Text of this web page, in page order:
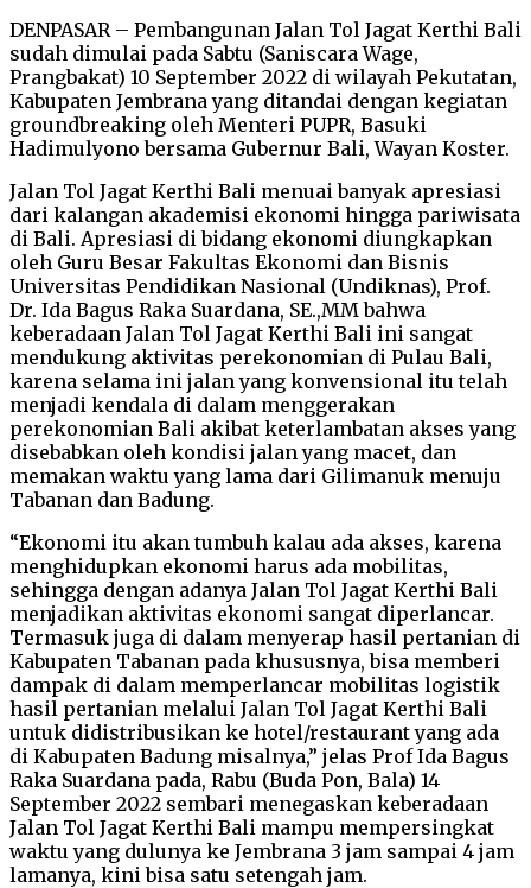
DENPASAR – Pembangunan Jalan Tol Jagat Kerthi Bali
sudah dimulai pada Sabtu (Saniscara Wage,
Prangbakat) 10 September 2022 di wilayah Pekutatan,
Kabupaten Jembrana yang ditandai dengan kegiatan
groundbreaking oleh Menteri PUPR, Basuki
Hadimulyono bersama Gubernur Bali, Wayan Koster.
Jalan Tol Jagat Kerthi Bali menuai banyak apresiasi
dari kalangan akademisi ekonomi hingga pariwisata
di Bali. Apresiasi di bidang ekonomi diungkapkan
oleh Guru Besar Fakultas Ekonomi dan Bisnis
Universitas Pendidikan Nasional (Undiknas), Prof.
Dr. Ida Bagus Raka Suardana, SE.,MM bahwa
keberadaan Jalan Tol Jagat Kerthi Bali ini sangat
mendukung aktivitas perekonomian di Pulau Bali,
karena selama ini jalan yang konvensional itu telah
menjadi kendala di dalam menggerakan
perekonomian Bali akibat keterlambatan akses yang
disebabkan oleh kondisi jalan yang macet, dan
memakan waktu yang lama dari Gilimanuk menuju
Tabanan dan Badung.
“Ekonomi itu akan tumbuh kalau ada akses, karena
menghidupkan ekonomi harus ada mobilitas,
sehingga dengan adanya Jalan Tol Jagat Kerthi Bali
menjadikan aktivitas ekonomi sangat diperlancar.
Termasuk juga di dalam menyerap hasil pertanian di
Kabupaten Tabanan pada khususnya, bisa memberi
dampak di dalam memperlancar mobilitas logistik
hasil pertanian melalui Jalan Tol Jagat Kerthi Bali
untuk didistribusikan ke hotel/restaurant yang ada
di Kabupaten Badung misalnya,” jelas Prof Ida Bagus
Raka Suardana pada, Rabu (Buda Pon, Bala) 14
September 2022 sembari menegaskan keberadaan
Jalan Tol Jagat Kerthi Bali mampu mempersingkat
waktu yang dulunya ke Jembrana 3 jam sampai 4 jam
lamanya, kini bisa satu setengah jam.